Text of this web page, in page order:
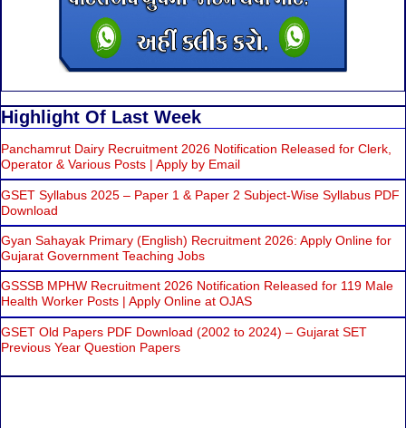
Highlight Of Last Week
Panchamrut Dairy Recruitment 2026 Notification Released for Clerk,
Operator & Various Posts | Apply by Email
GSET Syllabus 2025 – Paper 1 & Paper 2 Subject-Wise Syllabus PDF
Download
Gyan Sahayak Primary (English) Recruitment 2026: Apply Online for
Gujarat Government Teaching Jobs
GSSSB MPHW Recruitment 2026 Notification Released for 119 Male
Health Worker Posts | Apply Online at OJAS
GSET Old Papers PDF Download (2002 to 2024) – Gujarat SET
Previous Year Question Papers